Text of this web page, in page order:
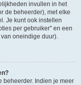
invullen in het
de beheerder), met elke
Je kunt ook instellen
per gebruiker" en een
oneindige duur).
beheerder. Indien je meer